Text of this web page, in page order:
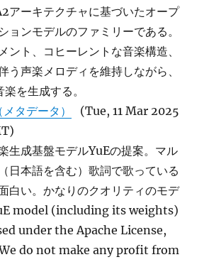
アーキテクチャに基づいたオープ
ョンモデルのファミリーである。
ント、コヒーレントな音楽構造、
う声楽メロディを維持しながら、
を生成する。
タデータ）
(Tue, 11 Mar 2025
生成基盤モデルYuEの提案。マル
日本語を含む）歌詞で歌っている
白い。かなりのクオリティのモデ
model (including its weights)
under the Apache License,
do not make any profit from